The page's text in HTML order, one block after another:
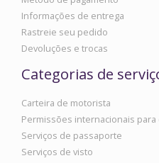
Informações de entrega
Rastreie seu pedido
Devoluções e trocas
Categorias de
Carteira de motorista
Permissões internacionais para
Serviços de passaporte
Serviços de visto